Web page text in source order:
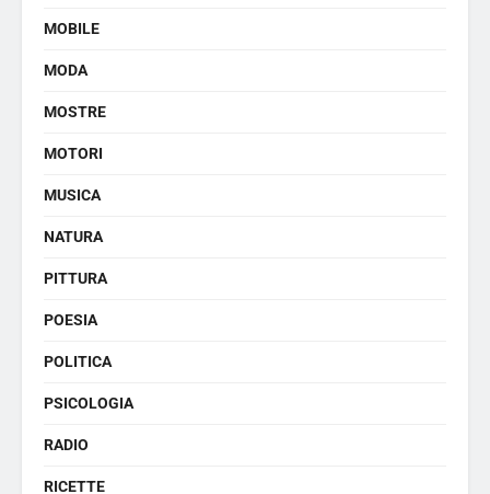
MOBILE
MODA
MOSTRE
MOTORI
MUSICA
NATURA
PITTURA
POESIA
POLITICA
PSICOLOGIA
RADIO
RICETTE